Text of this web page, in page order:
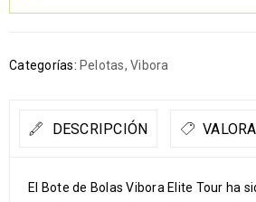
Categorías: Pelotas, Vibora
DESCRIPCIÓN
El Bote de Bolas Vibora Elite Tour ha